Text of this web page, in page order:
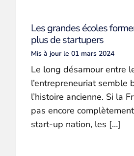
Les grandes écoles
plus de startupers
Mis à jour le 01 mars 2024
Le long désamour entre
l’entrepreneuriat semble
l’histoire ancienne. Si la
pas encore
start-up nation, les […]